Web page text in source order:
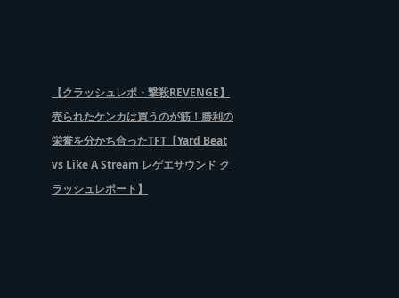
【クラッシュレポ・撃殺REVENGE】
売られたケンカは買うのが筋！勝利の
栄誉を分かち合ったTFT【Yard Beat
vs Like A Stream レゲエサウンド ク
ラッシュレポート】